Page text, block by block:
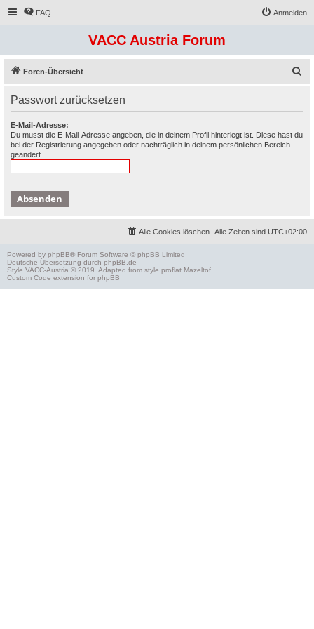
FAQ Anmelden
VACC Austria Forum
Foren-Übersicht
Passwort zurücksetzen
E-Mail-Adresse:
Du musst die E-Mail-Adresse angeben, die in deinem Profil hinterlegt ist. Diese hast du
bei der Registrierung angegeben oder nachträglich in deinem persönlichen Bereich
geändert.
Alle Zeiten sind UTC+02:00
Alle Cookies löschen
Powered by phpBB® Forum Software © phpBB Limited
Deutsche Übersetzung durch phpBB.de
Style VACC-Austria © 2019. Adapted from style proflat Mazeltof
Custom Code extension for phpBB